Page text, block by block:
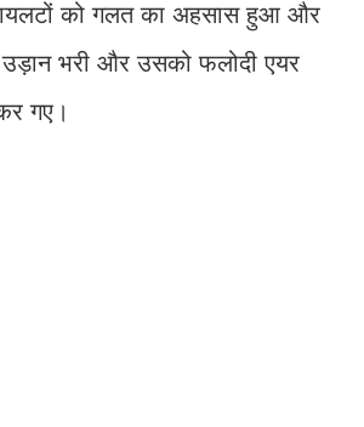
को गलत का अहसास हुआ और
उड़ान भरी और उसको फलोदी एयर
गए।